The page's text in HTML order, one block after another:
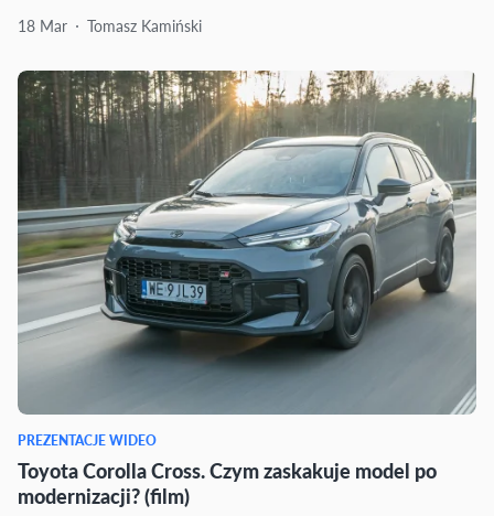
18 Mar
Tomasz Kamiński
PREZENTACJE WIDEO
Toyota Corolla Cross. Czym zaskakuje model po
modernizacji? (film)